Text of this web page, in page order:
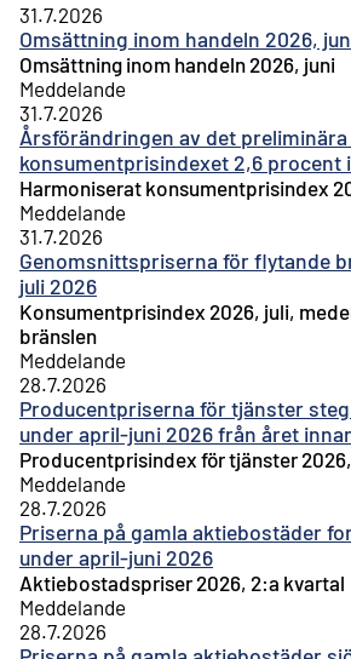
Omsättning inom handeln 2026,
31.7.2026
Omsättning inom handeln 2026, juni
Meddelande
Årsförändringen av det
konsumentprisindexet 2,6 procent
31.7.2026
Harmoniserat konsumentprisindex
Meddelande
Genomsnittspriserna för flytande
juli 2026
31.7.2026
Konsumentprisindex 2026, juli,
bränslen
Meddelande
Producentpriserna för tjänster
under april-juni 2026 från året
28.7.2026
Producentprisindex för tjänster
Meddelande
Priserna på gamla aktiebostäder
under april-juni 2026
28.7.2026
Aktiebostadspriser 2026, 2:a kvartal
Meddelande
28.7.2026